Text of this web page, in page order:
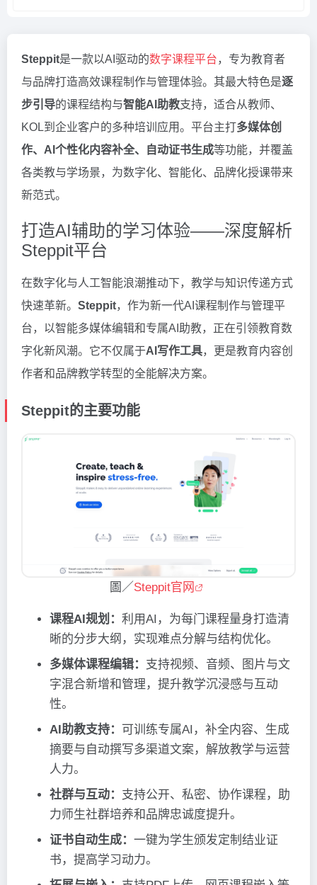
Steppit是一款以AI驱动的数字课程平台，专为教育者
与品牌打造高效课程制作与管理体验。其最大特色是逐
步引导的课程结构与智能AI助教支持，适合从教师、
KOL到企业客户的多种培训应用。平台主打多媒体创
作、AI个性化内容补全、自动证书生成等功能，并覆盖
各类教与学场景，为数字化、智能化、品牌化授课带来
新范式。
打造AI辅助的学习体验——深度解析
Steppit平台
在数字化与人工智能浪潮推动下，教学与知识传递方式
快速革新。 Steppit，作为新一代AI课程制作与管理平
台，以智能多媒体编辑和专属AI助教，正在引领教育数
字化新风潮。它不仅属于AI写作工具，更是教育内容创
作者和品牌教学转型的全能解决方案。
Steppit的主要功能
圖／Steppit官网
课程AI规划： 利用AI，为每门课程量身打造清
晰的分步大纲，实现难点分解与结构优化。
多媒体课程编辑： 支持视频、音频、图片与文
字混合新增和管理，提升教学沉浸感与互动
性。
AI助教支持： 可训练专属AI，补全内容、生成
摘要与自动撰写多渠道文案，解放教学与运营
人力。
社群与互动： 支持公开、私密、协作课程，助
力师生社群培养和品牌忠诚度提升。
证书自动生成： 一键为学生颁发定制结业证
书，提高学习动力。